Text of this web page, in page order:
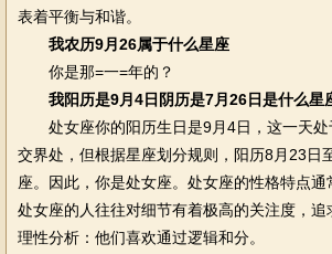
表着平衡与和谐。
我农历9月26属于什么星座
你是那=一=年的？
我阳历是9月4日阴历是7月26日是什么星
处女座你的阳历生日是9月4日，这一天处
交界处，但根据星座划分规则，阳历8月23日
座。因此，你是处女座。处女座的性格特点通
处女座的人往往对细节有着极高的关注度，追
理性分析：他们喜欢通过逻辑和分。